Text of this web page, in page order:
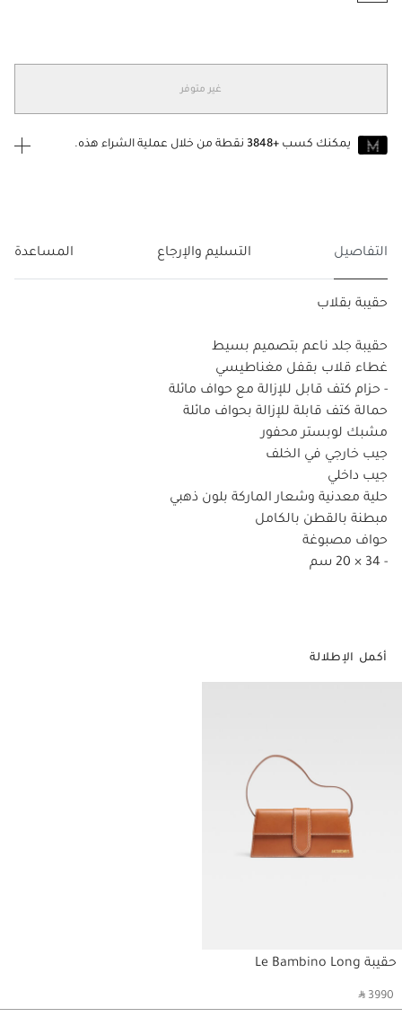
غير متوفر
يمكنك كسب +3848
نقطة من خلال عملية الشراء هذه.
التفاصيل التسليم والإرجاع المساعدة
حقيبة بقلاب
حقيبة جلد ناعم بتصميم بسيط
غطاء قلاب بقفل مغناطيسي
- حزام كتف قابل للإزالة مع حواف مائلة
حمالة كتف قابلة للإزالة بحواف مائلة
مشبك لوبستر محفور
جيب خارجي في الخلف
جيب داخلي
حلية معدنية وشعار الماركة بلون ذهبي
مبطنة بالقطن بالكامل
حواف مصبوغة
- 34 × 20 سم
أكمل الإطلالة
حقيبة Le Bambino Long
‎ ⃁ 3990 ‎